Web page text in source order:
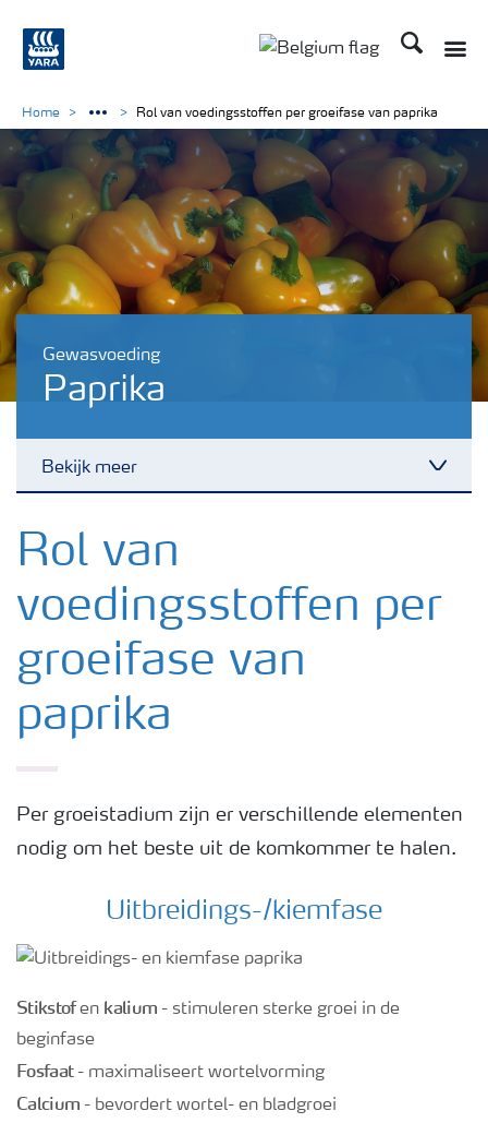
Zoek op
Gewasvoeding
Paprika
Bekijk meer
Nieuwsbrieven
Gewassen
Meststoffen
Toolbox
Grow the future
Podcasts
Home Rol van voedingsstoffen per groeifase van paprika
Rol van
voedingsstoffen per
groeifase van
paprika
Per groeistadium zijn er verschillende elementen
nodig om het beste uit de komkommer te halen.
Uitbreidings-/kiemfase
Stikstofen kalium - stimuleren sterke groei in de
beginfase
Fosfaat- maximaliseert wortelvorming
Calcium - bevordert wortel- en bladgroei